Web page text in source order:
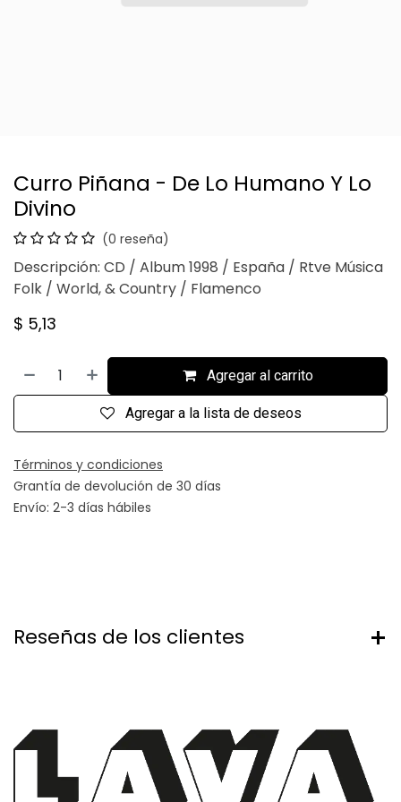
Curro Piñana - De Lo Humano Y Lo
Divino
(0 reseña)
Descripción: CD / Album 1998 / España / Rtve Música
Folk / World, & Country / Flamenco
$ 5,13
Agregar al carrito
Agregar a la lista de deseos
Términos y condiciones
Grantía de devolución de 30 días
Envío: 2-3 días hábiles
Reseñas de los clientes